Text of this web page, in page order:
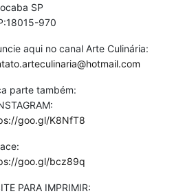
SP
970
aqui no canal Arte Culinária:
parte também:
goo.gl/K8NfT8
goo.gl/bcz89q
PARA IMPRIMIR: